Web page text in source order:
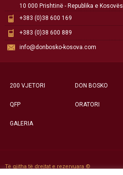
10 000 Prishtinë - Republika e Kosovës
+383 (0)38 600 169
+383 (0)38 600 889
info@donbosko-kosova.com
200 VJETORI DON BOSKO
QFP ORATORI
GALERIA
Të gjitha të drejtat e rezervuara ©